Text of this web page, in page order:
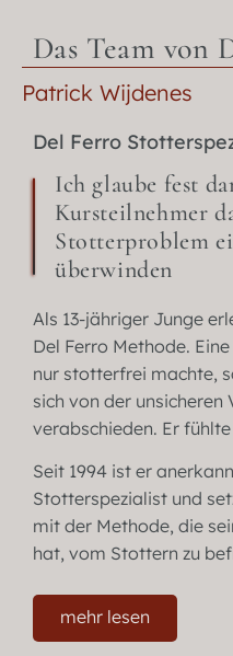
Das Team von
Patrick Wijdenes
Del Ferro
Ich glaube fest
Kursteilnehmer
Stotterproblem
überwinden
Als 13-jähriger Junge
Del Ferro Methode.
nur stotterfrei machte,
sich von der unsicheren
verabschieden. Er
Seit 1994 ist er
Stotterspezialist und
mit der Methode, die
hat, vom Stottern zu
mehr lesen